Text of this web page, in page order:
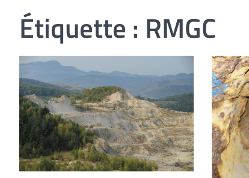
Étiquette : RMGC